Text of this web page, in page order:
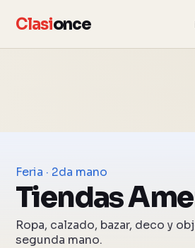
Clasionce
Feria · 2da mano
Tiendas
Ropa, calzado, bazar, deco y
segunda mano.